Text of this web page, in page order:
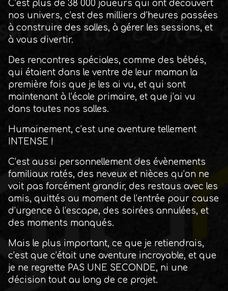
C’est plus de 38 000 joueurs qui ont découvert
nos univers, c’est des milliers d’heures passées
à construire des salles, à gérer les sessions, et
à vous divertir.
Des rencontres spéciales, comme des bébés,
qui étaient dans le ventre de leur maman la
première fois que je les ai vu, et qui sont
maintenant à l’école primaire, et que j’ai vu
dans toutes nos salles.
Humainement, c’est une aventure tellement
INTENSE !
C’est aussi personnellement des évènements
familiaux ratés, des neveux et nièces qu’on ne
voit pas forcément grandir, des restaus avec les
amis, quittés au moment de l’entrée pour cause
d’urgence à l’escape, des soirées annulées, et
des moments manqués.
Mais le plus important, ce que je retiendrais,
c’est que c’était une aventure incroyable, et que
je ne regrette PAS UNE SECONDE, ni une
décision tout au long de ce projet.